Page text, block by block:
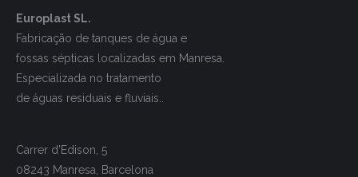
Europlast SL.
Fabricação de tanques de água e
fossas sépticas localizadas em Manresa.
Especializada no tratamento
de águas residuais e fluviais..
Carrer d’Edison, 5
08243 Manresa, Barcelona